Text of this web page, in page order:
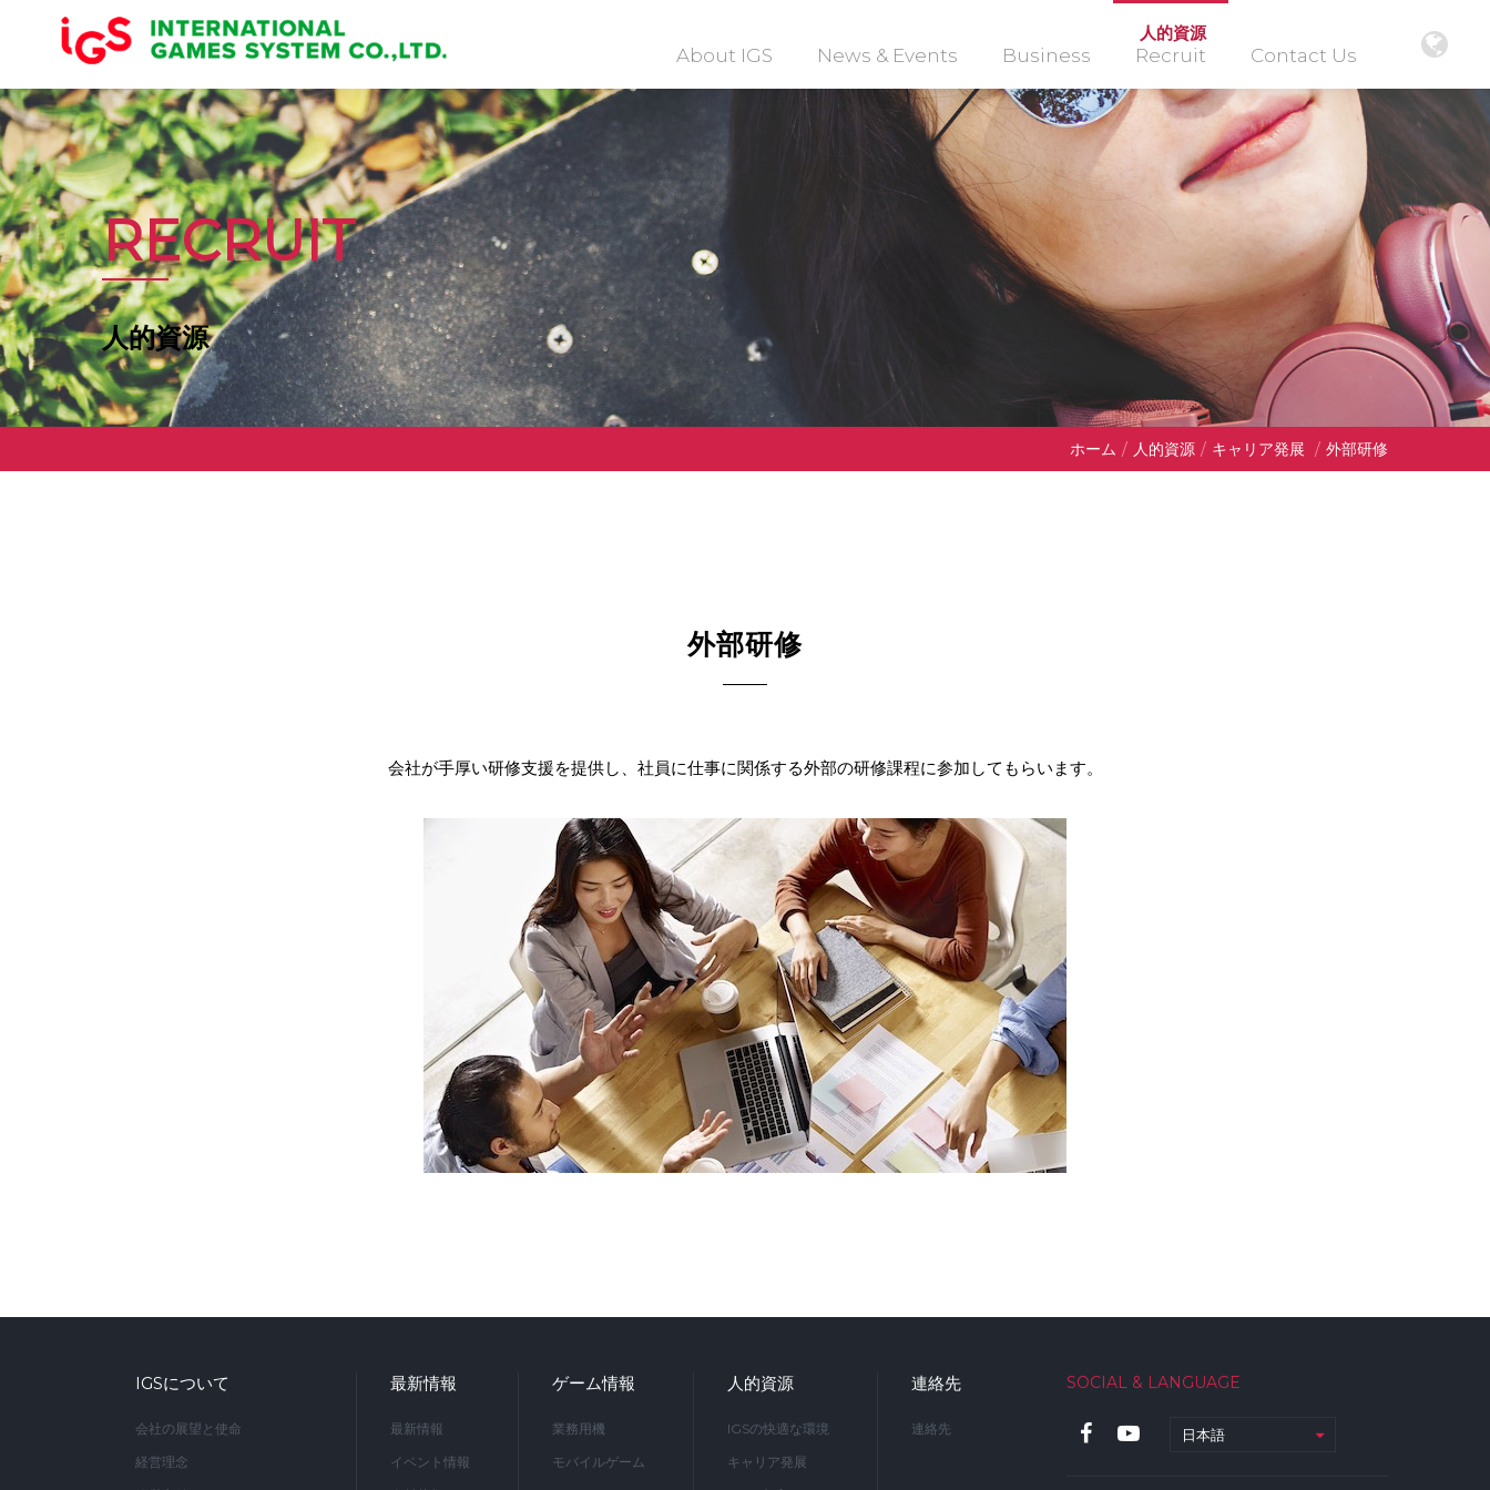
About IGS News & Events Business
人的資源
Recruit Contact Us
RECRUIT
人的資源
ホーム / 人的資源 / キャリア発展 / 外部研修
外部研修
会社が手厚い研修支援を提供し、社員に仕事に関係する外部の研修課程に参加してもらいます。
IGSについて
会社の展望と使命
経営理念
最新情報
最新情報
イベント情報
ゲーム情報
業務用機
モバイルゲーム
人的資源
IGSの快適な環境
キャリア発展
連絡先
連絡先
SOCIAL & LANGUAGE
日本語